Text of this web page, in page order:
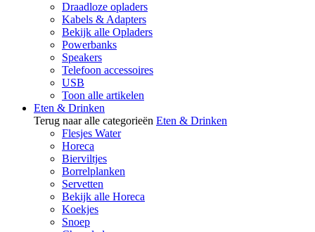
Draadloze opladers
Kabels & Adapters
Bekijk alle Opladers
Powerbanks
Speakers
Telefoon accessoires
USB
Toon alle artikelen
Eten & Drinken
Terug naar alle categorieën Eten & Drinken
Flesjes Water
Horeca
Bierviltjes
Borrelplanken
Servetten
Bekijk alle Horeca
Koekjes
Snoep